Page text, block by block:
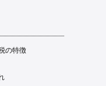
の特徴